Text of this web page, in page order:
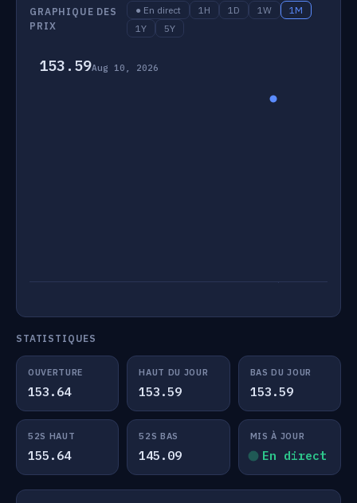
GRAPHIQUE DES
PRIX
● En direct 1H 1D 1W
1M
1Y
5Y
153.59Aug 10, 2026
STATISTIQUES
OUVERTURE
153.64
HAUT DU JOUR
153.59
BAS DU JOUR
153.59
52S HAUT
155.64
52S BAS
145.09
MIS À JOUR
En direct